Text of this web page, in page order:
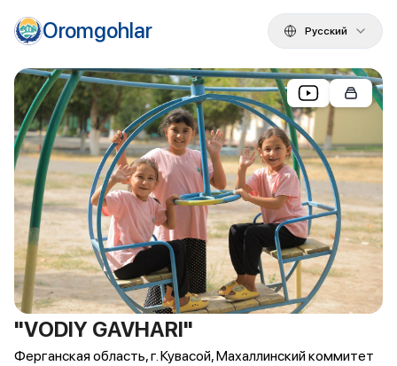
Oromgohlar Русский
"VODIY GAVHARI"
Ферганская область, г. Кувасой, Махаллинский коммитет